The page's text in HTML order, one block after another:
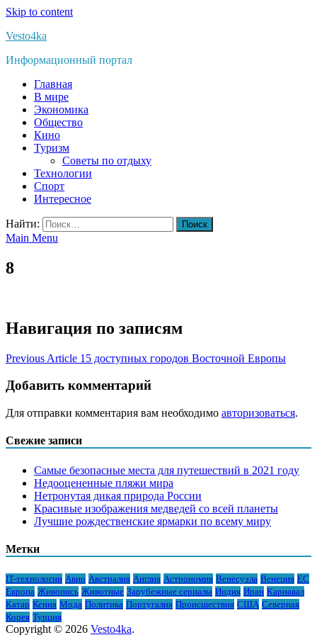
Skip to content
Vesto4ka
Информационный портал
Главная
В мире
Экономика
Общество
Кино
Туризм
Советы по отдыху
Технологии
Спорт
Интересное
Найти:
Main Menu
8
Навигация по записям
Previous Article 15 доступных городов Восточной Европы
Добавить комментарий
Для отправки комментария вам необходимо авторизоваться.
Свежие записи
Самые безопасные места для путешествий в 2021 году
Недооцененные пляжи мира
Нетронутая дикая природа России
Красивые изображения медведей со всей планеты
Лучшие рождественские ярмарки по всему миру
Метки
IT-технологии Авио Австралия Англия Астрономия Венесуэла Венеция ЕС
Европа Живопись Животные Зарубежные сериалы Индия Иран Карнавал
Катар Кения Мода Политика Португалия Происшествия США Северная
Корея Турция
Copyright © 2026 Vesto4ka.